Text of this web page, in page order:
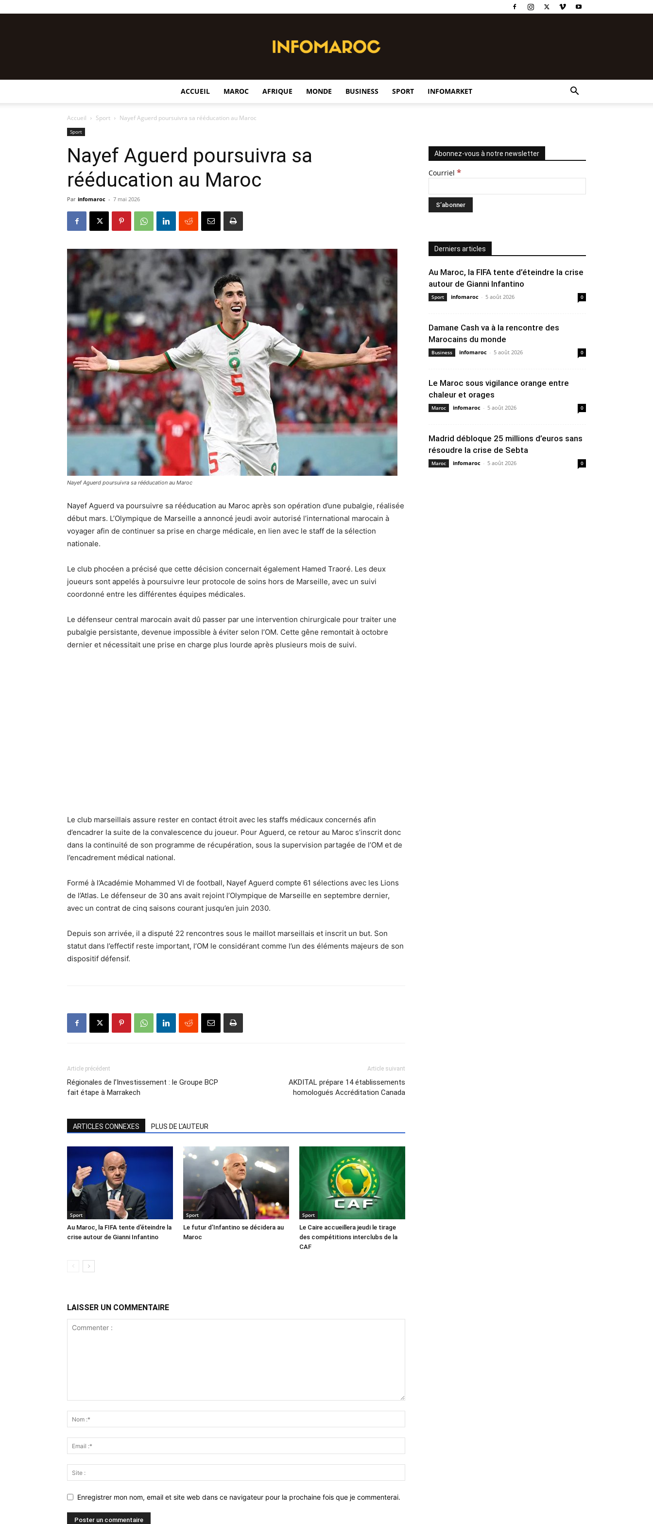
ACCUEIL MAROC AFRIQUE MONDE BUSINESS SPORT INFOMARKET
Accueil Sport Nayef Aguerd poursuivra sa rééducation au Maroc
Sport
Nayef Aguerd poursuivra sa
rééducation au Maroc
Par infomaroc - 7 mai 2026
Nayef Aguerd poursuivra sa rééducation au Maroc
Nayef Aguerd va poursuivre sa rééducation au Maroc après son opération d’une pubalgie, réalisée
début mars. L’Olympique de Marseille a annoncé jeudi avoir autorisé l’international marocain à
voyager afin de continuer sa prise en charge médicale, en lien avec le staff de la sélection
nationale.
Le club phocéen a précisé que cette décision concernait également Hamed Traoré. Les deux
joueurs sont appelés à poursuivre leur protocole de soins hors de Marseille, avec un suivi
coordonné entre les différentes équipes médicales.
Le défenseur central marocain avait dû passer par une intervention chirurgicale pour traiter une
pubalgie persistante, devenue impossible à éviter selon l’OM. Cette gêne remontait à octobre
dernier et nécessitait une prise en charge plus lourde après plusieurs mois de suivi.
Le club marseillais assure rester en contact étroit avec les staffs médicaux concernés afin
d’encadrer la suite de la convalescence du joueur. Pour Aguerd, ce retour au Maroc s’inscrit donc
dans la continuité de son programme de récupération, sous la supervision partagée de l’OM et de
l’encadrement médical national.
Formé à l’Académie Mohammed VI de football, Nayef Aguerd compte 61 sélections avec les Lions
de l’Atlas. Le défenseur de 30 ans avait rejoint l’Olympique de Marseille en septembre dernier,
avec un contrat de cinq saisons courant jusqu’en juin 2030.
Depuis son arrivée, il a disputé 22 rencontres sous le maillot marseillais et inscrit un but. Son
statut dans l’effectif reste important, l’OM le considérant comme l’un des éléments majeurs de son
dispositif défensif.
Article précédent
Régionales de l’Investissement : le Groupe BCP
fait étape à Marrakech
Article suivant
AKDITAL prépare 14 établissements
homologués Accréditation Canada
ARTICLES CONNEXES PLUS DE L'AUTEUR
Sport
Au Maroc, la FIFA tente d’éteindre la
crise autour de Gianni Infantino
Sport
Le futur d’Infantino se décidera au
Maroc
Sport
Le Caire accueillera jeudi le tirage
des compétitions interclubs de la
CAF
LAISSER UN COMMENTAIRE
Enregistrer mon nom, email et site web dans ce navigateur pour la prochaine fois que je commenterai.
Abonnez-vous à notre newsletter
Courriel *
Derniers articles
Au Maroc, la FIFA tente d’éteindre la crise
autour de Gianni Infantino
Sport infomaroc - 5 août 2026 0
Damane Cash va à la rencontre des
Marocains du monde
Business infomaroc - 5 août 2026 0
Le Maroc sous vigilance orange entre
chaleur et orages
Maroc infomaroc - 5 août 2026 0
Madrid débloque 25 millions d’euros sans
résoudre la crise de Sebta
Maroc infomaroc - 5 août 2026 0